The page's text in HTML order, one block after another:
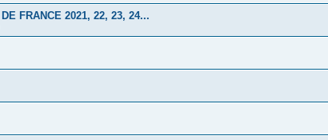
FRANCE 2021, 22, 23, 24...